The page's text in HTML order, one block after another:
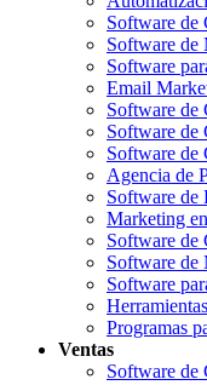
Software de
Software
Software
Email
Software de
Software de
Software de
Agencia de
Software de
Marketing
Software de
Software de
Software
Programas
Ventas
Software